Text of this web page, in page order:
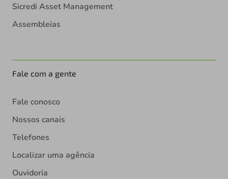
Sicredi Asset Management
Assembleias
Fale com a gente
Fale conosco
Nossos canais
Telefones
Localizar uma agência
Ouvidoria